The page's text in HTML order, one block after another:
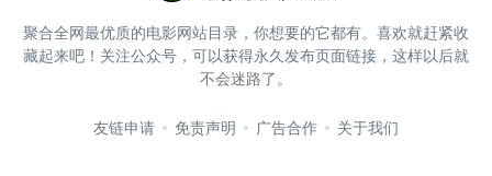
聚合全网最优质的电影网站目录，你想要的它都有。喜欢就赶紧收
藏起来吧！关注公众号，可以获得永久发布页面链接，这样以后就
不会迷路了。
友链申请 免责声明 广告合作 关于我们